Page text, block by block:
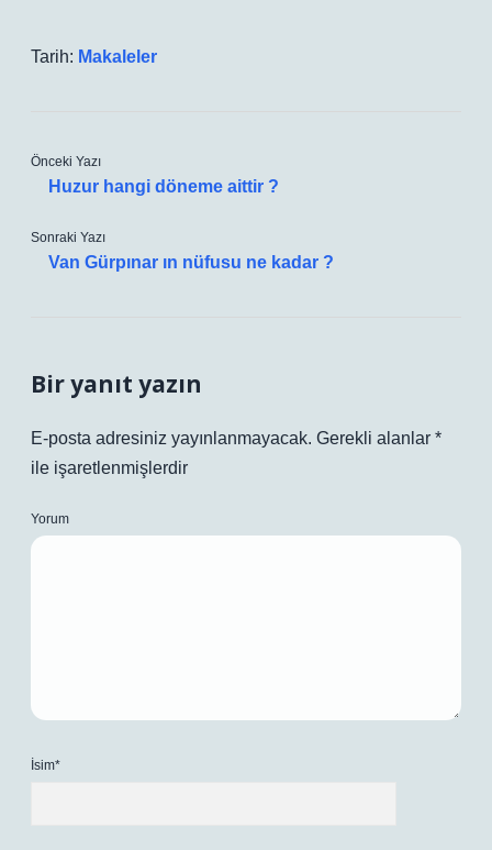
Tarih: Makaleler
Önceki Yazı
Huzur hangi döneme aittir ?
Sonraki Yazı
Van Gürpınar ın nüfusu ne kadar ?
Bir yanıt yazın
E-posta adresiniz yayınlanmayacak. Gerekli alanlar *
ile işaretlenmişlerdir
Yorum
İsim*